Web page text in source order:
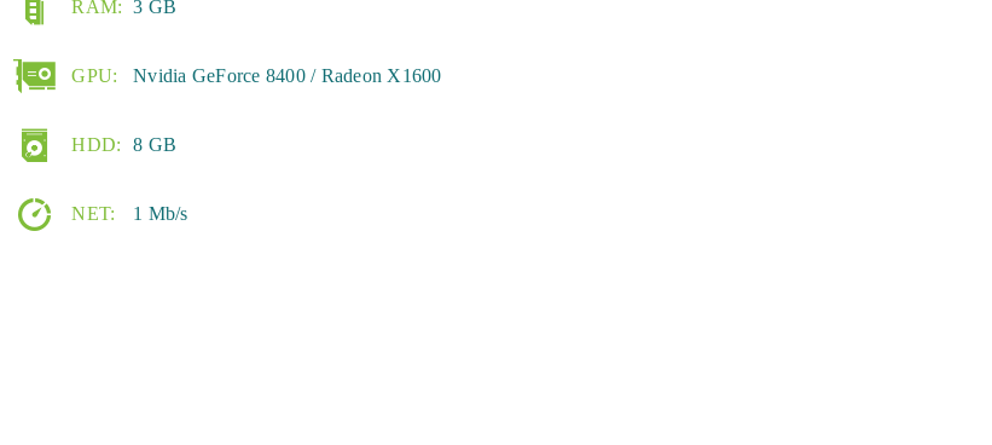
RAM: 3 GB
GPU: Nvidia GeForce 8400 / Radeon X1600
HDD: 8 GB
NET: 1 Mb/s